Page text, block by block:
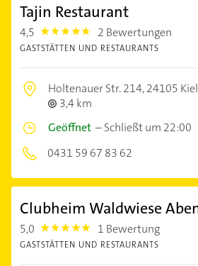
Tajin Restaurant
4,5 4.5 2 Bewertungen
GASTSTÄTTEN UND RESTAURANTS
Holtenauer Str. 214,24105 Kiel
3,4 km
Geöffnet –Schließt um 22:00
0431 59 67 83 62
Clubheim Waldwiese
5,0 5.0 1 Bewertung
GASTSTÄTTEN UND RESTAURANTS